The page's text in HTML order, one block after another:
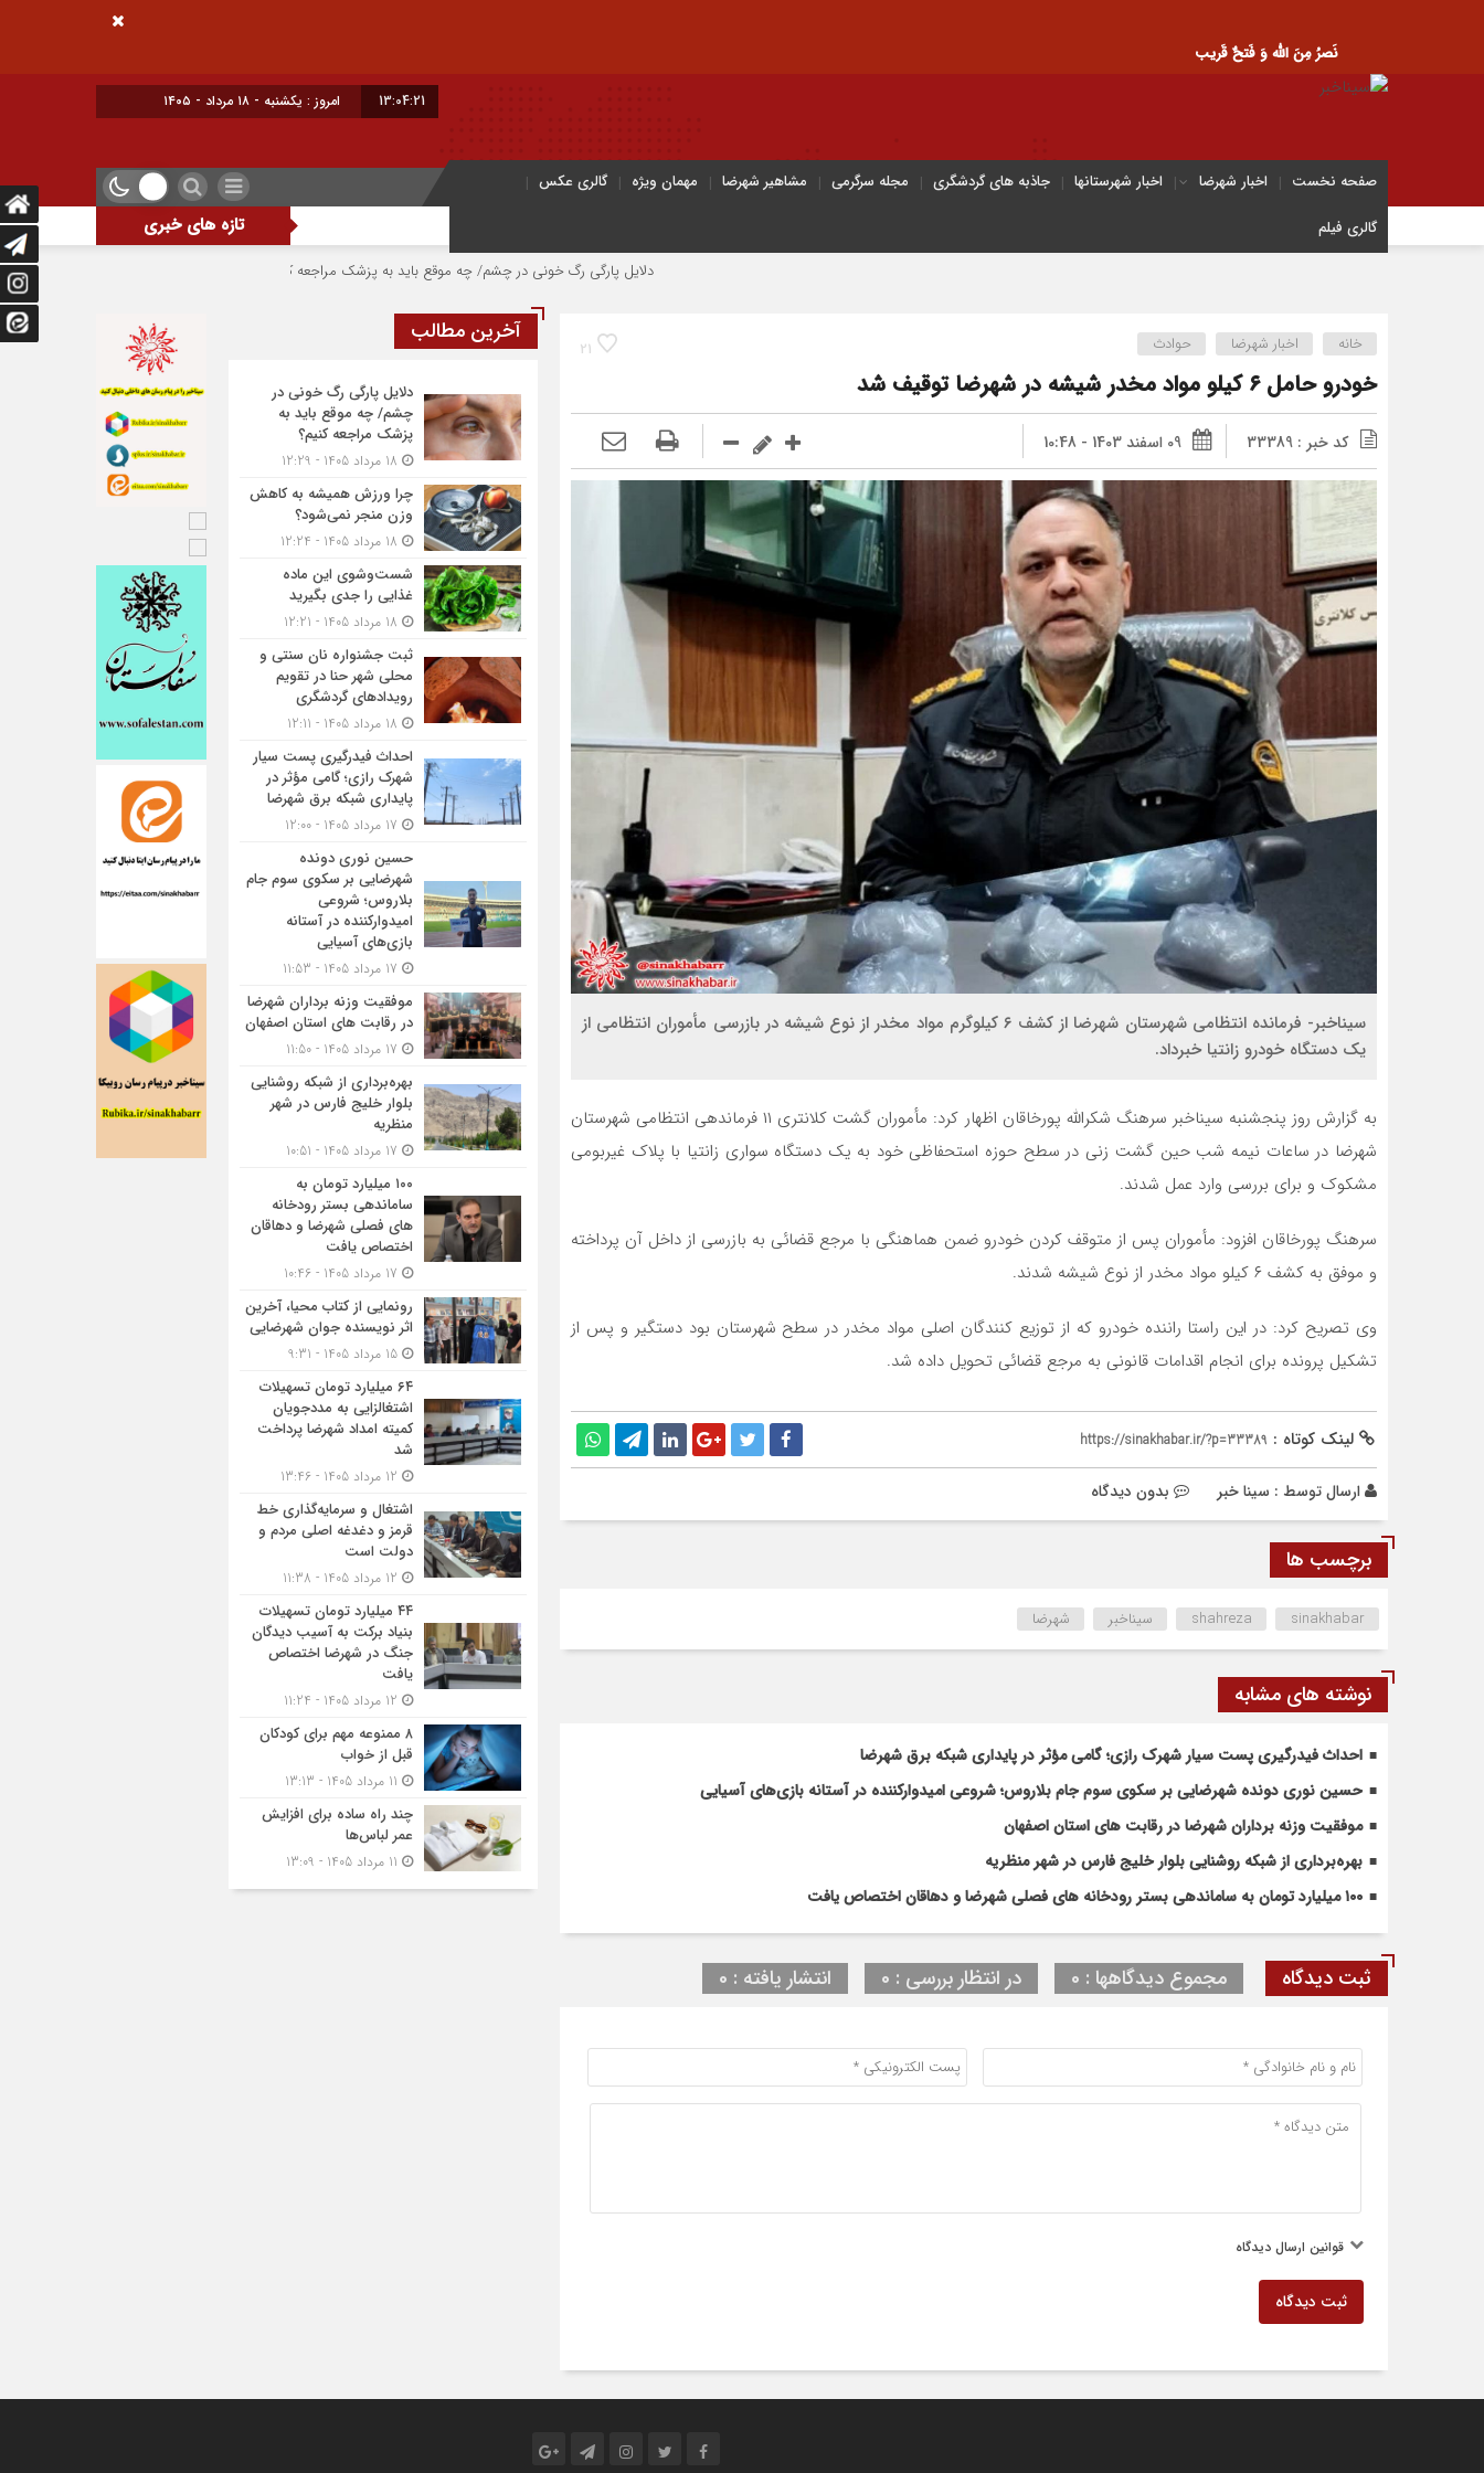
نَصرُ مِنَ الله وَ فَتحٌ قَریب
13:04:21 امروز : یکشنبه - ۱۸ مرداد - ۱۴۰۵
صفحه نخست اخبار شهرضا اخبار شهرستانها جاذبه های گردشگری مجله سرگرمی مشاهیر شهرضا مهمان ویژه
گالری عکس
گالری فیلم
تازه های خبری
دلایل پارگی رگ خونی در چشم/ چه موقع باید به پزشک مراجعه کنیم؟ چرا ورزش همیشه به کاهش وزن منجر نمی‌شود؟
21 خانه اخبار شهرضا حوادث
خودرو حامل ۶ کیلو مواد مخدر شیشه در شهرضا توقیف شد
کد خبر : 33389 09 اسفند 1403 - 10:48
سیناخبر- فرمانده انتظامی شهرستان شهرضا از کشف ۶ کیلوگرم مواد مخدر از نوع شیشه در بازرسی مأموران انتظامی از
یک دستگاه خودرو زانتیا خبرداد.
به گزارش روز پنجشنبه سیناخبر سرهنگ شکرالله پورخاقان اظهار کرد: مأموران گشت کلانتری ۱۱ فرماندهی انتظامی شهرستان
شهرضا در ساعات نیمه شب حین گشت زنی در سطح حوزه استحفاظی خود به یک دستگاه سواری زانتیا با پلاک غیربومی
مشکوک و برای بررسی وارد عمل شدند.
سرهنگ پورخاقان افزود: مأموران پس از متوقف کردن خودرو ضمن هماهنگی با مرجع قضائی به بازرسی از داخل آن پرداخته
و موفق به کشف ۶ کیلو مواد مخدر از نوع شیشه شدند.
وی تصریح کرد: در این راستا راننده خودرو که از توزیع کنندگان اصلی مواد مخدر در سطح شهرستان بود دستگیر و پس از
تشکیل پرونده برای انجام اقدامات قانونی به مرجع قضائی تحویل داده شد.
لینک کوتاه : https://sinakhabar.ir/?p=33389
ارسال توسط : سینا خبر بدون دیدگاه
برچسب ها
shahreza sinakhabar سیناخبر شهرضا
نوشته های مشابه
احداث فیدرگیری پست سیار شهرک رازی؛ گامی مؤثر در پایداری شبکه برق شهرضا
حسین نوری دونده شهرضایی بر سکوی سوم جام بلاروس؛ شروعی امیدوارکننده در آستانه بازی‌های آسیایی
موفقیت وزنه برداران شهرضا در رقابت های استان اصفهان
بهره‌برداری از شبکه روشنایی بلوار خلیج فارس در شهر منظریه
۱۰۰ میلیارد تومان به ساماندهی بستر رودخانه های فصلی شهرضا و دهاقان اختصاص یافت
ثبت دیدگاه مجموع دیدگاهها : 0 در انتظار بررسی : 0 انتشار یافته : 0
قوانین ارسال دیدگاه
ثبت دیدگاه
آخرین مطالب
دلایل پارگی رگ خونی در
چشم/ چه موقع باید به
پزشک مراجعه کنیم؟
چرا ورزش همیشه به کاهش
وزن منجر نمی‌شود؟
شست‌وشوی این ماده
غذایی را جدی بگیرید
ثبت جشنواره نان سنتی و
محلی شهر حنا در تقویم
رویداد‌های گردشگری
احداث فیدرگیری پست سیار
شهرک رازی؛ گامی مؤثر در
پایداری شبکه برق شهرضا
حسین نوری دونده
شهرضایی بر سکوی سوم جام
بلاروس؛ شروعی
امیدوارکننده در آستانه
بازی‌های آسیایی
موفقیت وزنه برداران شهرضا
در رقابت های استان اصفهان
بهره‌برداری از شبکه روشنایی
بلوار خلیج فارس در شهر
منظریه
۱۰۰ میلیارد تومان به
ساماندهی بستر رودخانه
های فصلی شهرضا و دهاقان
اختصاص یافت
رونمایی از کتاب محیا، آخرین
اثر نویسنده جوان شهرضایی
۶۴ میلیارد تومان تسهیلات
اشتغالزایی به مددجویان
کمیته امداد شهرضا پرداخت
شد
اشتغال و سرمایه‌گذاری خط
قرمز و دغدغه اصلی مردم و
دولت است
۴۴ میلیارد تومان تسهیلات
بنیاد برکت به آسیب دیدگان
جنگ در شهرضا اختصاص
یافت
۸ ممنوعه مهم برای کودکان
قبل از خواب
چند راه ساده برای افزایش
عمر لباس‌ها